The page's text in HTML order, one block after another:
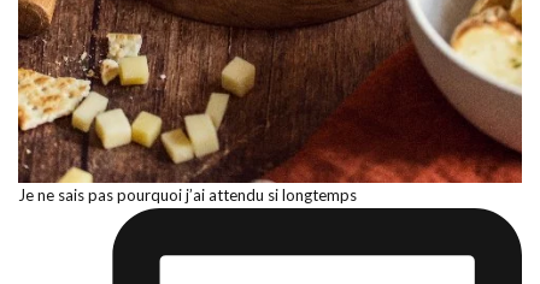
Je ne sais pas pourquoi j’ai attendu si longtemps